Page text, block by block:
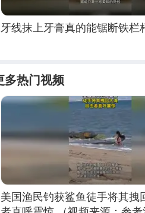
牙线抹上牙膏真的能锯断铁栏
多热门视频
美国渔民钓获鲨鱼徒手将其拽